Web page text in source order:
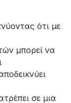
ότι με
μπορεί να
σε μια